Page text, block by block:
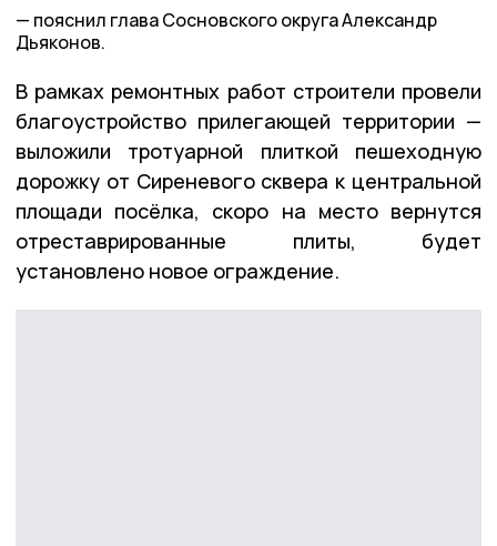
пояснил глава Сосновского округа Александр
Дьяконов.
В рамках ремонтных работ строители провели
благоустройство прилегающей территории —
выложили тротуарной плиткой пешеходную
дорожку от Сиреневого сквера к центральной
площади посёлка, скоро на место вернутся
отреставрированные плиты, будет
установлено новое ограждение.